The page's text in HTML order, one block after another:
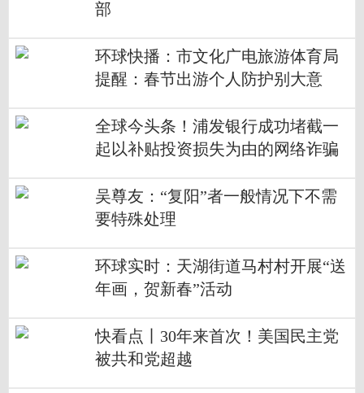
部
环球快播：市文化广电旅游体育局
提醒：春节出游个人防护别大意
全球今头条！浦发银行成功堵截一
起以补贴投资损失为由的网络诈骗
吴尊友：“复阳”者一般情况下不需
要特殊处理
环球实时：天湖街道马村村开展“送
年画，贺新春”活动
快看点丨30年来首次！美国民主党
被共和党超越